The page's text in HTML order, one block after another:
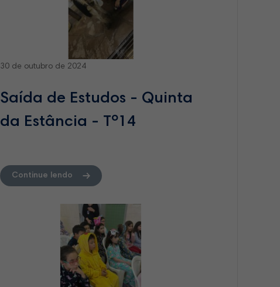
30 de outubro de 2024
Saída de Estudos - Quinta
da Estância - Tº14
Continue lendo